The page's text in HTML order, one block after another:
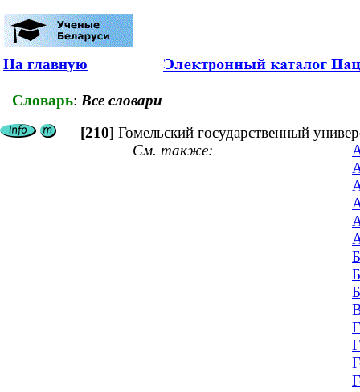
На главную
Словарь: Все словари
[210] Гомельский государственный
См. также: